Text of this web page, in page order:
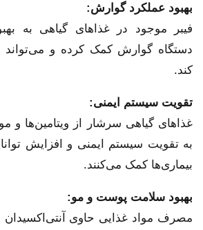
بهبود عملکرد گوارش:
فیبر موجود در غذاهای گیاهی به
دستگاه گوارش کمک کرده و می‌تواند
کند.
تقویت سیستم ایمنی:
غذاهای گیاهی سرشار از ویتامین‌ها و
به تقویت سیستم ایمنی و افزایش
بیماری‌ها کمک می‌کنند.
بهبود سلامت پوست و مو:
مصرف مواد غذایی حاوی آنتی‌اکسیدان